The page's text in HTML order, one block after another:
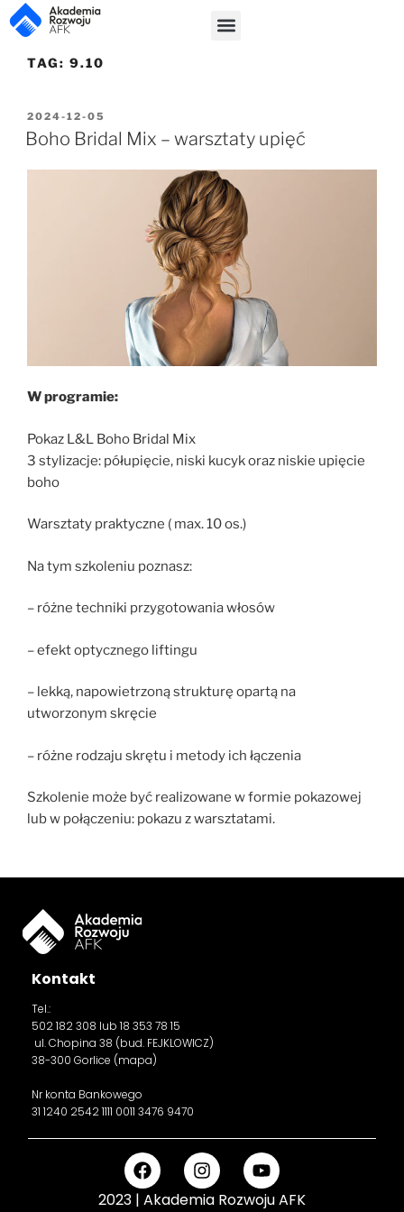
TAG: 9.10
2024-12-05
Boho Bridal Mix – warsztaty upięć
W programie:
Pokaz L&L Boho Bridal Mix
3 stylizacje: półupięcie, niski kucyk oraz niskie upięcie
boho
Warsztaty praktyczne ( max. 10 os.)
Na tym szkoleniu poznasz:
– różne techniki przygotowania włosów
– efekt optycznego liftingu
– lekką, napowietrzoną strukturę opartą na
utworzonym skręcie
– różne rodzaju skrętu i metody ich łączenia
Szkolenie może być realizowane w formie pokazowej
lub w połączeniu: pokazu z warsztatami.
Kontakt
Tel.:
502 182 308 lub 18 353 78 15
ul. Chopina 38 (bud. FEJKLOWICZ)
38-300 Gorlice (mapa)
Nr konta Bankowego
31 1240 2542 1111 0011 3476 9470
2023 | Akademia Rozwoju AFK